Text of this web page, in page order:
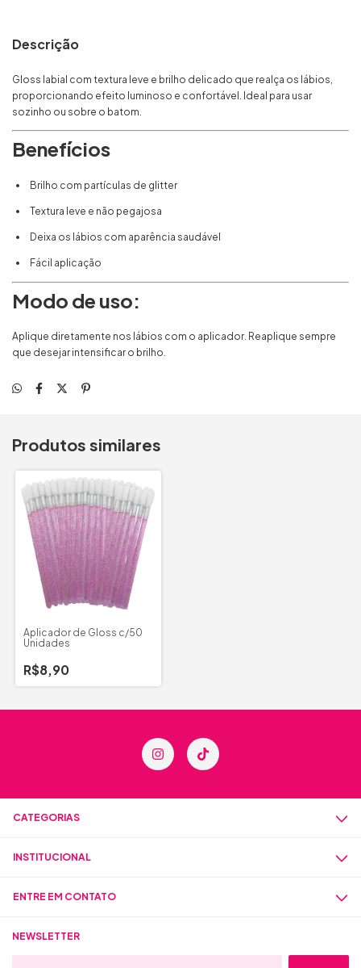
Descrição
Gloss labial com textura leve e brilho delicado que realça os lábios,
proporcionando efeito luminoso e confortável. Ideal para usar
sozinho ou sobre o batom.
Benefícios
Brilho com partículas de glitter
Textura leve e não pegajosa
Deixa os lábios com aparência saudável
Fácil aplicação
Modo de uso:
Aplique diretamente nos lábios com o aplicador. Reaplique sempre
que desejar intensificar o brilho.
Produtos similares
Aplicador de Gloss c/50
Unidades
R$8,90
CATEGORIAS
INSTITUCIONAL
ENTRE EM CONTATO
NEWSLETTER